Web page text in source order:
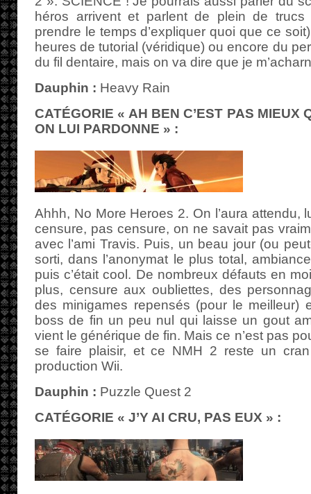
héros arrivent et parlent de plein de trucs
prendre le temps d’expliquer quoi que ce
heures de tutorial (véridique) ou encore du
du fil dentaire, mais on va dire que je
Dauphin : Heavy Rain
CATÉGORIE « AH BEN C’EST PAS MIEUX
ON LUI PARDONNE » :
Ahhh, No More Heroes 2. On l’aura attendu,
censure, pas censure, on ne savait pas
avec l’ami Travis. Puis, un beau jour (ou
sorti, dans l’anonymat le plus total,
puis c’était cool. De nombreux défauts en
plus, censure aux oubliettes, des
des minigames repensés (pour le meilleur)
boss de fin un peu nul qui laisse un gout
vient le générique de fin. Mais ce n’est pas
se faire plaisir, et ce NMH 2 reste un
production Wii.
Dauphin : Puzzle Quest 2
CATÉGORIE « J’Y AI CRU, PAS EUX » :